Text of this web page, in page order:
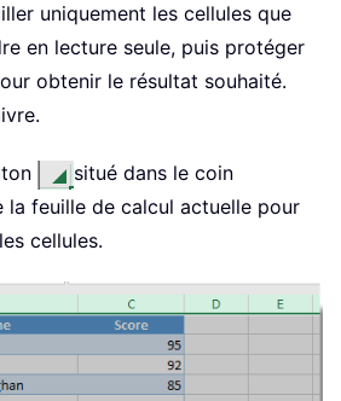
uniquement les cellules que
en lecture seule, puis protéger
obtenir le résultat souhaité.
situé dans le coin
la feuille de calcul actuelle pour
cellules.